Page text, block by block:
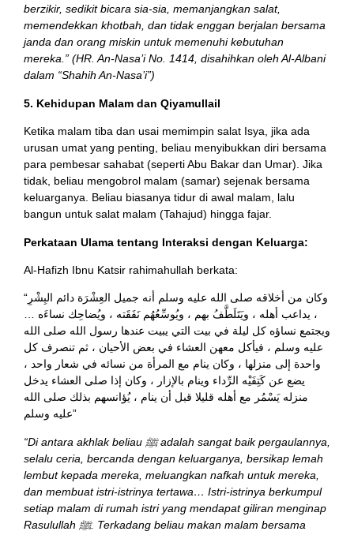
berzikir, sedikit bicara sia-sia, memanjangkan salat,
memendekkan khotbah, dan tidak enggan berjalan bersama
janda dan orang miskin untuk memenuhi kebutuhan
mereka.” (HR. An-Nasa’i No. 1414, disahihkan oleh Al-Albani
dalam “Shahih An-Nasa’i”)
5. Kehidupan Malam dan Qiyamullail
Ketika malam tiba dan usai memimpin salat Isya, jika ada
urusan umat yang penting, beliau menyibukkan diri bersama
para pembesar sahabat (seperti Abu Bakar dan Umar). Jika
tidak, beliau mengobrol malam (samar) sejenak bersama
keluarganya. Beliau biasanya tidur di awal malam, lalu
bangun untuk salat malam (Tahajud) hingga fajar.
Perkataan Ulama tentang Interaksi dengan Keluarga:
Al-Hafizh Ibnu Katsir rahimahullah berkata:
“وكان من أخلاقه صلى الله عليه وسلم أنه جميل العِشْرَة دائم البِشْرِ
، يداعب أهله ، ويَتَلَطَّفُ بهم ، ويُوسِّعُهُم نَفَقَته ، ويُضاحِك نساءَه …
ويجتمع نساؤه كل ليلة في بيت التي يبيت عندها رسول الله صلى الله
عليه وسلم ، فيأكل معهن العشاء في بعض الأحيان ، ثم تنصرف كل
واحدة إلى منزلها ، وكان ينام مع المرأة من نسائه في شعار واحد ،
يضع عن كَتِفَيْه الرِّداء وينام بالإزار ، وكان إذا صلى العشاء يدخل
منزله يَسْمُر مع أهله قليلا قبل أن ينام ، يُؤانسهم بذلك صلى الله
عليه وسلم”
“Di antara akhlak beliau ﷺ adalah sangat baik pergaulannya,
selalu ceria, bercanda dengan keluarganya, bersikap lemah
lembut kepada mereka, meluangkan nafkah untuk mereka,
dan membuat istri-istrinya tertawa… Istri-istrinya berkumpul
setiap malam di rumah istri yang mendapat giliran menginap
Rasulullah ﷺ. Terkadang beliau makan malam bersama